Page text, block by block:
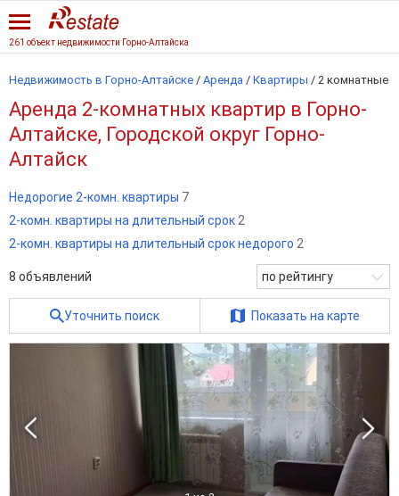
261 объект недвижимости Горно-Алтайска
Недвижимость в Горно-Алтайске / Аренда / Квартиры / 2 комнатные
Аренда 2-комнатных квартир в Горно-
Алтайске, Городской округ Горно-
Алтайск
Недорогие 2-комн. квартиры 7
2-комн. квартиры на длительный срок 2
2-комн. квартиры на длительный срок недорого 2
8 объявлений по рейтингу
Уточнить поиск Показать на карте